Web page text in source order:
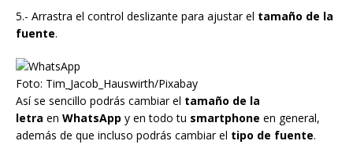
5.- Arrastra el control deslizante para ajustar el tamaño de la
fuente.
Foto: Tim_Jacob_Hauswirth/Pixabay
Así se sencillo podrás cambiar el tamaño de la
letra en WhatsApp y en todo tu smartphone en general,
además de que incluso podrás cambiar el tipo de fuente.